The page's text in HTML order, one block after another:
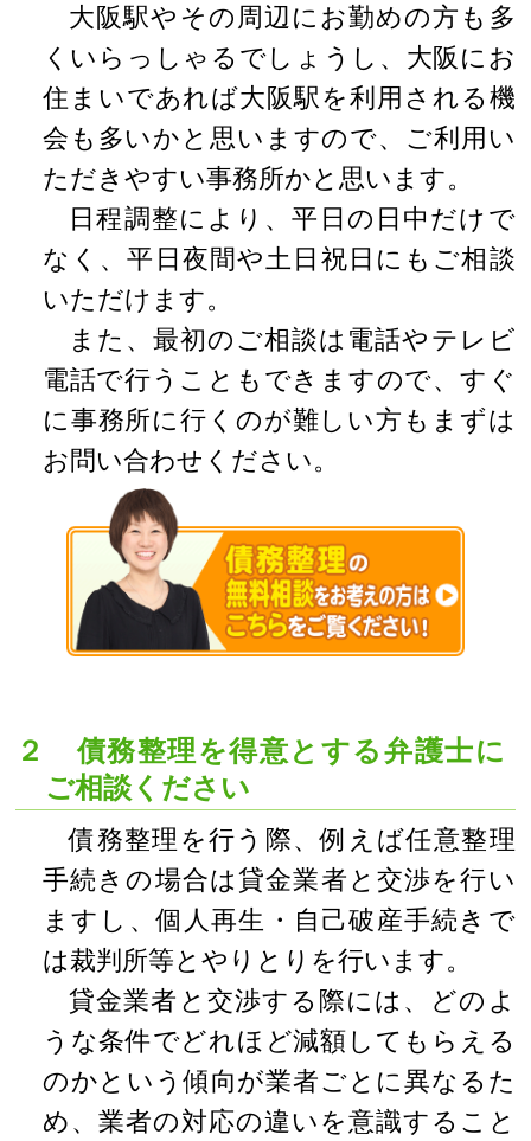
大阪駅やその周辺にお勤めの方も多
くいらっしゃるでしょうし、大阪にお
住まいであれば大阪駅を利用される機
会も多いかと思いますので、ご利用い
ただきやすい事務所かと思います。
日程調整により、平日の日中だけで
なく、平日夜間や土日祝日にもご相談
いただけます。
また、最初のご相談は電話やテレビ
電話で行うこともできますので、すぐ
に事務所に行くのが難しい方もまずは
お問い合わせください。
２ 債務整理を得意とする弁護士に
ご相談ください
債務整理を行う際、例えば任意整理
手続きの場合は貸金業者と交渉を行い
ますし、個人再生・自己破産手続きで
は裁判所等とやりとりを行います。
貸金業者と交渉する際には、どのよ
うな条件でどれほど減額してもらえる
のかという傾向が業者ごとに異なるた
め、業者の対応の違いを意識すること